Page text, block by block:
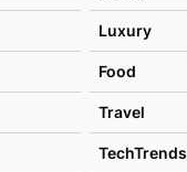
Luxury
Food
Travel
TechTrends